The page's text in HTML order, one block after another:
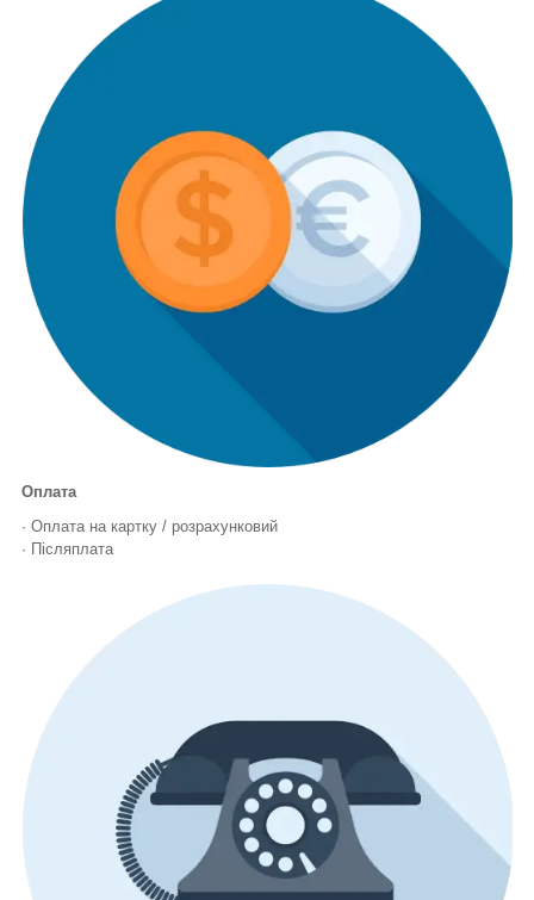
Оплата
· Оплата на картку / розрахунковий
· Післяплата